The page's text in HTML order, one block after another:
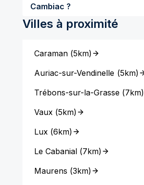
Cambiac ?
Villes à proximité
Caraman(5km)
Auriac-sur-Vendinelle (5km)
Trébons-sur-la-Grasse(7km)
Vaux(5km)
Lux(6km)
Le Cabanial(7km)
Maurens (3km)